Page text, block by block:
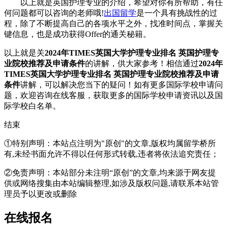
以上就是英国护理专业的介绍，希望对你有所帮助，有任
何问题都可以咨询的老师哦!出国留学是一个具有挑战性的过
程，除了不断提高自己的各项水平之外，找准时间点，掌握关
键信息，也是成功获得Offer的通关秘籍。
以上就是关2024年TIMES英国大学护理专业排名 英国护理专
业院校推荐及申请条件的讲解，供大家参考！相信通过2024年
TIMES英国大学护理专业排名 英国护理专业院校推荐及申请
条件讲解，可以解决您当下的疑问！如有更多国际学校申请问
题，欢迎咨询在线客服 ，获取更多的国际学校申请资讯以及国
际学校白名单。
结束
①特别声明：本站点注明为"原创"的文章,版权均属留学桥所
有,未经书面允许不得以任何形式转载,违者将依法追究责任；
②免责声明：本站部分未注明“原创”的文章,均来源于网友提
供或网络搜集由本站编辑整理,如涉及版权问题,请联系本站管
理员予以更改或删除
在线报名